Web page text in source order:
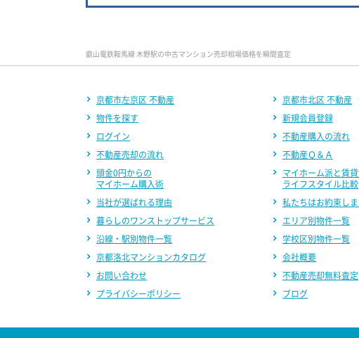
叡山電鉄鞍馬線 木野駅の中古マンション売却相場価格を瞬間査定
京都市左京区 不動産
京都市北区 不動産
物件を探す
新規会員登録
ログイン
不動産購入の流れ
不動産売却の流れ
不動産Ｑ＆Ａ
頭金0円からの
マイホーム購入術
マイホーム派と賃
ライフスタイル比較
当社が選ばれる理由
私たちはお約束し
暮らしのワンストップサービス
エリア別物件一覧
沿線・駅別物件一覧
学校区別物件一覧
京都洛北マンションカタログ
会社概要
お問い合わせ
不動産売却無料査定
プライバシーポリシー
ブログ